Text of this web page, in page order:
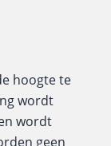
hoogte te
wordt
wordt
geen